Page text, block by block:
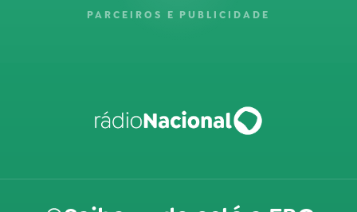
PARCEIROS E PUBLICIDADE